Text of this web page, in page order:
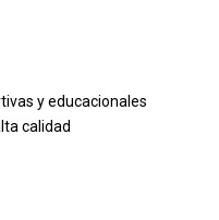
y educacionales
calidad